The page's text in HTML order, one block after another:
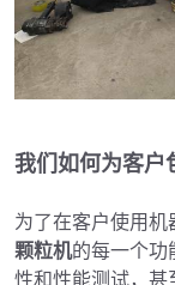
我们如何为客户
为了在客户使用
颗粒机的每一个功